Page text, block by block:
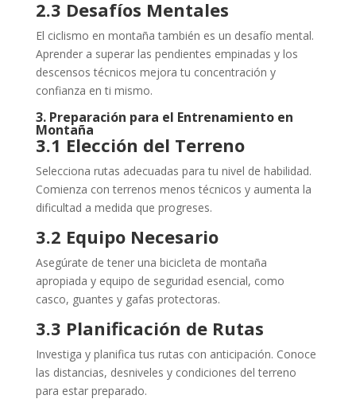
2.3 Desafíos Mentales
El ciclismo en montaña también es un desafío mental.
Aprender a superar las pendientes empinadas y los
descensos técnicos mejora tu concentración y
confianza en ti mismo.
3. Preparación para el Entrenamiento en
Montaña
3.1 Elección del Terreno
Selecciona rutas adecuadas para tu nivel de habilidad.
Comienza con terrenos menos técnicos y aumenta la
dificultad a medida que progreses.
3.2 Equipo Necesario
Asegúrate de tener una bicicleta de montaña
apropiada y equipo de seguridad esencial, como
casco, guantes y gafas protectoras.
3.3 Planificación de Rutas
Investiga y planifica tus rutas con anticipación. Conoce
las distancias, desniveles y condiciones del terreno
para estar preparado.